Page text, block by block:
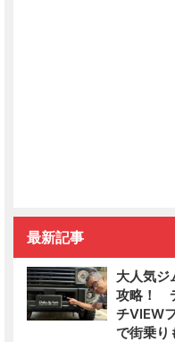
最新記事
大人気ジ
攻略！
チVIEW
で街乗り